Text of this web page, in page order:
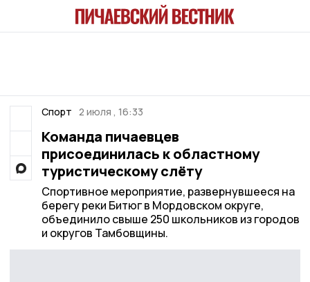
Спорт 2 июля , 16:33
Команда пичаевцев
присоединилась к областному
туристическому слёту
Спортивное мероприятие, развернувшееся на
берегу реки Битюг в Мордовском округе,
объединило свыше 250 школьников из городов
и округов Тамбовщины.